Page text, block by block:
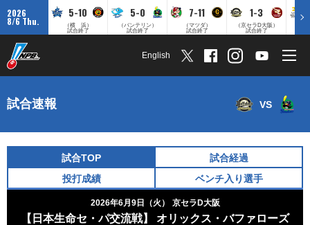
2026
8/6 Thu.
5-10
（横 浜）
試合終了
5-0
（バンテリン）
試合終了
7-11
（マツダ）
試合終了
1-3
（京セラD大阪）
試合終了
English
試合速報 VS
試合TOP
試合経過
投打成績
ベンチ入り選手
2026年6月9日（火） 京セラD大阪
【日本生命セ・パ交流戦】 オリックス・バファローズ